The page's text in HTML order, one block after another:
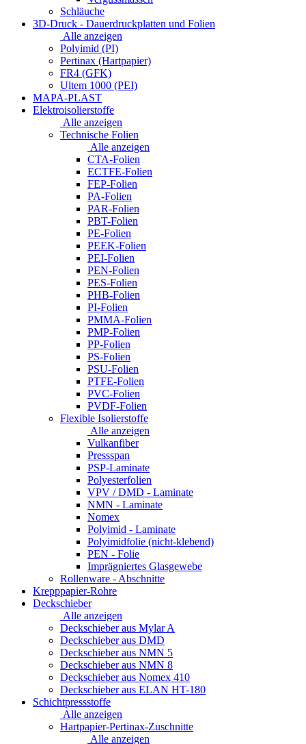
Schläuche
3D-Druck - Dauerdruckplatten und Folien
Alle anzeigen
Polyimid (PI)
Pertinax (Hartpapier)
FR4 (GFK)
Ultem 1000 (PEI)
MAPA-PLAST
Elektroisolierstoffe
Alle anzeigen
Technische Folien
Alle anzeigen
CTA-Folien
ECTFE-Folien
FEP-Folien
PA-Folien
PAR-Folien
PBT-Folien
PE-Folien
PEEK-Folien
PEI-Folien
PEN-Folien
PES-Folien
PHB-Folien
PI-Folien
PMMA-Folien
PMP-Folien
PP-Folien
PS-Folien
PSU-Folien
PTFE-Folien
PVC-Folien
PVDF-Folien
Flexible Isolierstoffe
Alle anzeigen
Vulkanfiber
Pressspan
PSP-Laminate
Polyesterfolien
VPV / DMD - Laminate
NMN - Laminate
Nomex
Polyimid - Laminate
Polyimidfolie (nicht-klebend)
PEN - Folie
Imprägniertes Glasgewebe
Rollenware - Abschnitte
Krepppapier-Rohre
Deckschieber
Alle anzeigen
Deckschieber aus Mylar A
Deckschieber aus DMD
Deckschieber aus NMN 5
Deckschieber aus NMN 8
Deckschieber aus Nomex 410
Deckschieber aus ELAN HT-180
Schichtpressstoffe
Alle anzeigen
Hartpapier-Pertinax-Zuschnitte
Alle anzeigen